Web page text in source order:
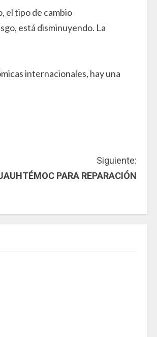
el tipo de cambio
está disminuyendo. La
internacionales, hay una
Siguiente:
PARA REPARACIÓN